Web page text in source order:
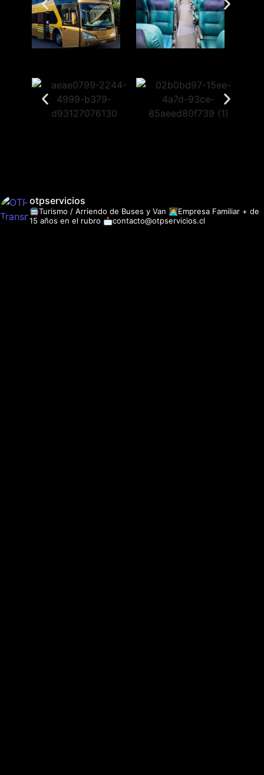
otpservicios
🚍Turismo / Arriendo de Buses y Van 👩‍💻Empresa Familiar + de
15 años en el rubro 📩contacto@otpservicios.cl